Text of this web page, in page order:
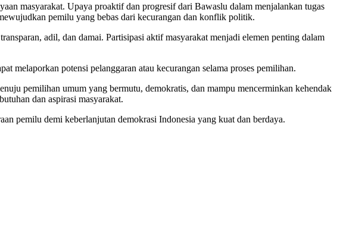
masyarakat. Upaya proaktif dan progresif dari Bawaslu dalam menjalankan tugas
pemilu yang bebas dari kecurangan dan konflik politik.
adil, dan damai. Partisipasi aktif masyarakat menjadi elemen penting dalam
melaporkan potensi pelanggaran atau kecurangan selama proses pemilihan.
pemilihan umum yang bermutu, demokratis, dan mampu mencerminkan kehendak
dan aspirasi masyarakat.
pemilu demi keberlanjutan demokrasi Indonesia yang kuat dan berdaya.